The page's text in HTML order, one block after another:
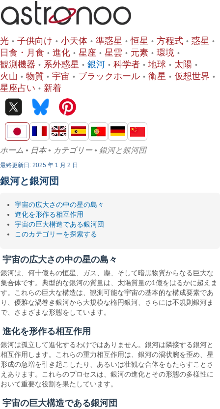
光 子供向け 小天体 準惑星 恒星 方程式
惑星
日食・月食
進化 星座 星雲 元素
環境
観測機器
系外惑星 銀河 科学者 地球
太陽
火山
物質 宇宙 ブラックホール 衛星
仮想世界
星座占い
新着
ホーム • 日本• カテゴリー• 銀河と銀河団
最終更新日: 2025 年 1 月 2 日
銀河と銀河団
宇宙の広大さの中の星の島々
進化を形作る相互作用
宇宙の巨大構造である銀河団
このカテゴリーを探索する
宇宙の広大さの中の星の島々
銀河は、何十億もの恒星、ガス、塵、そして暗黒物質からなる巨大な
集合体です。典型的な銀河の質量は、太陽質量の1億をはるかに超えま
す。これらの巨大な構造は、観測可能な宇宙の基本的な構成要素であ
り、優雅な渦巻き銀河から大規模な楕円銀河、さらには不規則銀河ま
で、さまざまな形態をしています。
進化を形作る相互作用
銀河は孤立して進化するわけではありません。銀河は隣接する銀河と
相互作用します。これらの重力相互作用は、銀河の渦状腕を歪め、星
形成の急増を引き起こしたり、あるいは壮観な合体をもたらすことさ
えあります。これらのプロセスは、銀河の進化とその形態の多様性に
おいて重要な役割を果たしています。
宇宙の巨大構造である銀河団